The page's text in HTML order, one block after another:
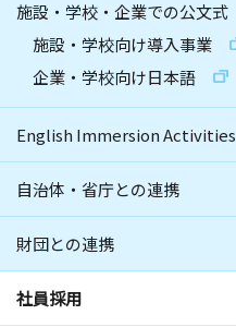
施設・学校・企業での公文式
施設・学校向け導入事業
企業・学校向け日本語
English Immersion Activities
自治体・省庁との連携
財団との連携
社員採用